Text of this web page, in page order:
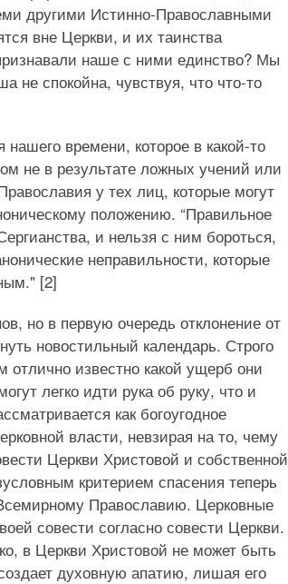
другими Истинно-Православными
вне Церкви, и их таинства
наше с ними единство? Мы
не спокойна, чувствуя, что что-то
времени, которое в какой-то
не в результате ложных учений или
у тех лиц, которые могут
положению. “Правильное
и нельзя с ним бороться,
неправильности, которые
[2]
но в первую очередь отклонение от
новостильный календарь. Строго
отлично известно какой ущерб они
легко идти рука об руку, что и
как богоугодное
власти, невзирая на то, чему
Церкви Христовой и собственной
критерием спасения теперь
Православию. Церковные
совести согласно совести Церкви.
в Церкви Христовой не может быть
духовную апатию, лишая его